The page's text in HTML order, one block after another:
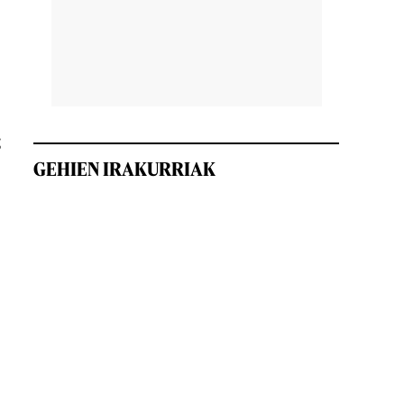
GEHIEN IRAKURRIAK